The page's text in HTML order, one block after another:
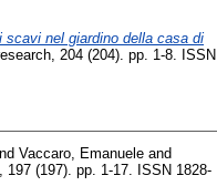
scavi nel giardino della casa di
204 (204). pp. 1-8. ISSN
Vaccaro, Emanuele and
(197). pp. 1-17. ISSN 1828-